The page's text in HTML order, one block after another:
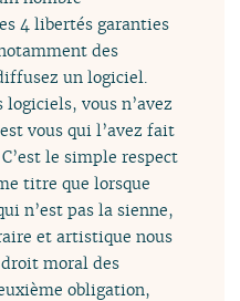
4 libertés garanties
des
un logiciel.
vous n’avez
vous qui l’avez fait
le simple respect
titre que lorsque
n’est pas la sienne,
et artistique nous
moral des
obligation,